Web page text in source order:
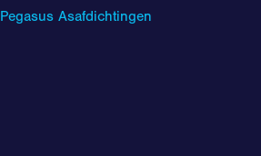
Pegasus Asafdichtingen